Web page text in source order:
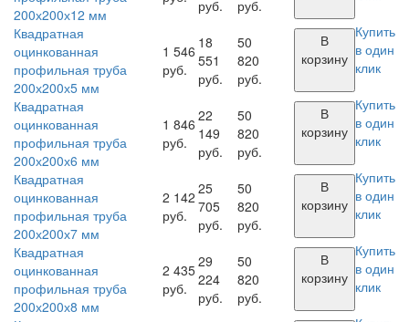
200х200х12 мм
руб.
руб.
Квадратная
оцинкованная
профильная труба
200х200х5 мм
1 546
руб.
18
551
руб.
50
820
руб.
В
корзину
Купить
в один
клик
Квадратная
оцинкованная
профильная труба
200х200х6 мм
1 846
руб.
22
149
руб.
50
820
руб.
В
корзину
Купить
в один
клик
Квадратная
оцинкованная
профильная труба
200х200х7 мм
2 142
руб.
25
705
руб.
50
820
руб.
В
корзину
Купить
в один
клик
Квадратная
оцинкованная
профильная труба
200х200х8 мм
2 435
руб.
29
224
руб.
50
820
руб.
В
корзину
Купить
в один
клик